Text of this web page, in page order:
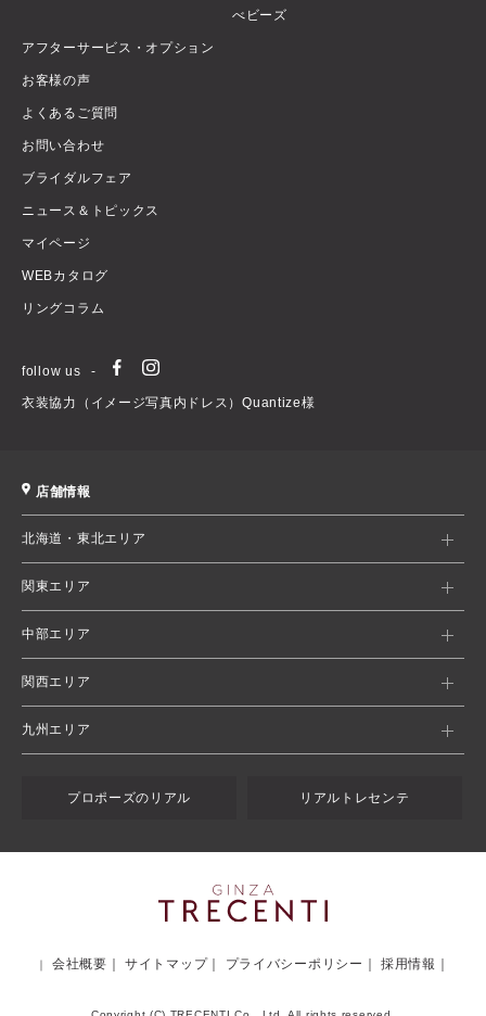
べビーズ
アフターサービス・オプション
お客様の声
よくあるご質問
お問い合わせ
ブライダルフェア
ニュース＆トピックス
マイページ
WEBカタログ
リングコラム
follow us
衣装協力（イメージ写真内ドレス）Quantize様
店舗情報
北海道・東北エリア
関東エリア
中部エリア
関西エリア
九州エリア
プロポーズのリアル リアルトレセンテ
会社概要 サイトマップ プライバシーポリシー 採用情報